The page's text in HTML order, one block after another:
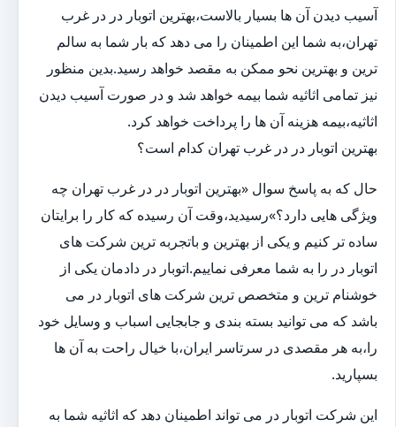
آسیب دیدن آن ها بسیار بالاست،بهترین اتوبار در در غرب
تهران،به شما این اطمینان را می دهد که بار شما به سالم
ترین و بهترین نحو ممکن به مقصد خواهد رسید.بدین منظور
نیز تمامی اثاثیه شما بیمه خواهد شد و در صورت آسیب دیدن
اثاثیه،بیمه هزینه آن ها را پرداخت خواهد کرد.
بهترین اتوبار در در غرب تهران کدام است؟
حال که به پاسخ سوال «بهترین اتوبار در در غرب تهران چه
ویژگی هایی دارد؟»رسیدید،وقت آن رسیده که کار را برایتان
ساده تر کنیم و یکی از بهترین و باتجربه ترین شرکت های
اتوبار در را به شما معرفی نماییم.اتوبار در دادمان یکی از
خوشنام ترین و متخصص ترین شرکت های اتوبار در می
باشد که می توانید بسته بندی و جابجایی اسباب و وسایل خود
را،به هر مقصدی در سرتاسر ایران،با خیال راحت به آن ها
بسپارید.
این شرکت اتوبار در می تواند اطمینان دهد که اثاثیه شما به